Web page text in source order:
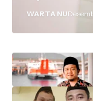
WARTA NU